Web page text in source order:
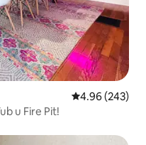
Rating medju
4.96 (243)
u Fire Pit!